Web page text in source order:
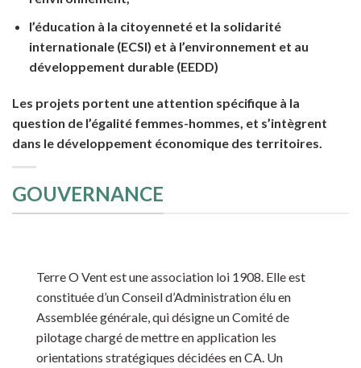
l’éducation à la citoyenneté et la solidarité
internationale (ECSI) et à l’environnement et au
développement durable (EEDD)
Les projets portent une attention spécifique à la
question de l’égalité femmes-hommes, et s’intègrent
dans le développement économique des territoires.
GOUVERNANCE
Terre O Vent est une association loi 1908. Elle est
constituée d’un Conseil d’Administration élu en
Assemblée générale, qui désigne un Comité de
pilotage chargé de mettre en application les
orientations stratégiques décidées en CA. Un